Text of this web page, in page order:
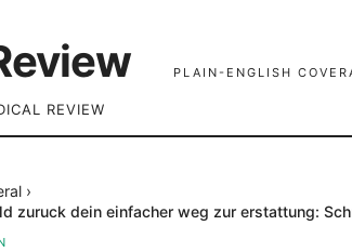
PLAIN-ENGLISH
REVIEW
›
zuruck dein einfacher weg zur erstattung: